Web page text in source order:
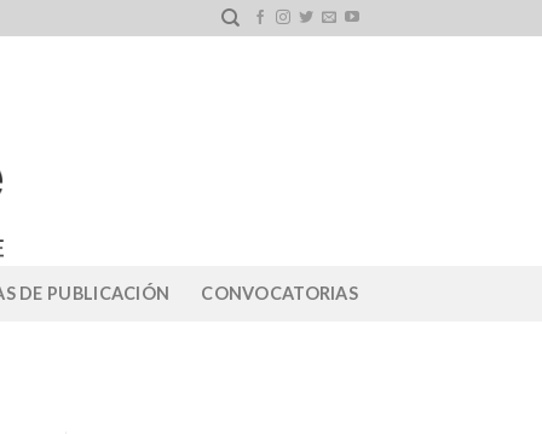
DE PUBLICACIÓN CONVOCATORIAS